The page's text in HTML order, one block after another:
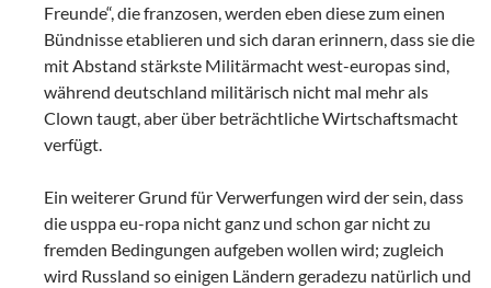
Freunde“, die franzosen, werden eben diese zum einen
Bündnisse etablieren und sich daran erinnern, dass sie die
mit Abstand stärkste Militärmacht west-europas sind,
während deutschland militärisch nicht mal mehr als
Clown taugt, aber über beträchtliche Wirtschaftsmacht
verfügt.
Ein weiterer Grund für Verwerfungen wird der sein, dass
die usppa eu-ropa nicht ganz und schon gar nicht zu
fremden Bedingungen aufgeben wollen wird; zugleich
wird Russland so einigen Ländern geradezu natürlich und